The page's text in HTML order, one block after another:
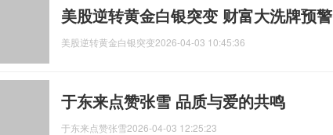
美股逆转黄金白银突变 财富大洗牌预警
美股逆转黄金白银突变2026-04-03 10:45:36
于东来点赞张雪 品质与爱的共鸣
于东来点赞张雪2026-04-03 12:25:23